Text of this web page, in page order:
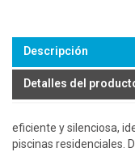
Descripción
Detalles del
eficiente y silenciosa,
piscinas residenciales.